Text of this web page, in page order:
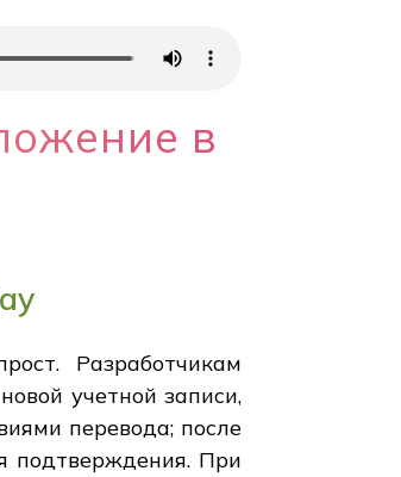
в
Разработчикам
учетной записи,
перевода; после
подтверждения. При